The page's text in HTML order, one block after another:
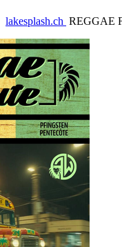
lakesplash.ch REGGAE